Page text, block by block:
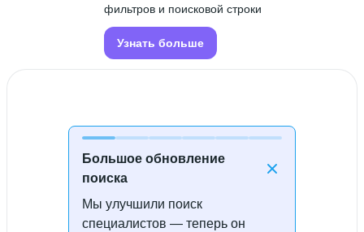
Большое обновление
поиска
Мы улучшили поиск
специалистов — теперь он
фильтров и поисковой строки
Узнать больше
Специалисты не найдены